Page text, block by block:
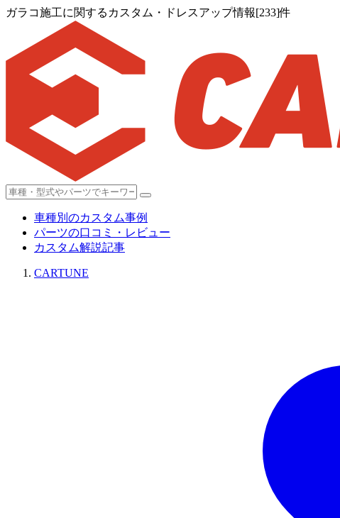
ガラコ施工に関するカスタム・ドレスアップ情報[233]件
車種別のカスタム事例
パーツの口コミ・レビュー
カスタム解説記事
CARTUNE